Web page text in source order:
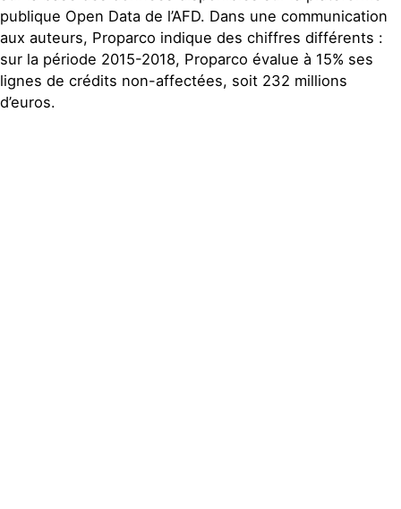
publique Open Data de l’AFD. Dans une communication
aux auteurs, Proparco indique des chiffres différents :
sur la période 2015-2018, Proparco évalue à 15% ses
lignes de crédits non-affectées, soit 232 millions
d’euros.